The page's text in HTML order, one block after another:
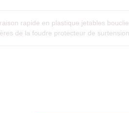
rapide en plastique jetables
de la foudre protecteur de